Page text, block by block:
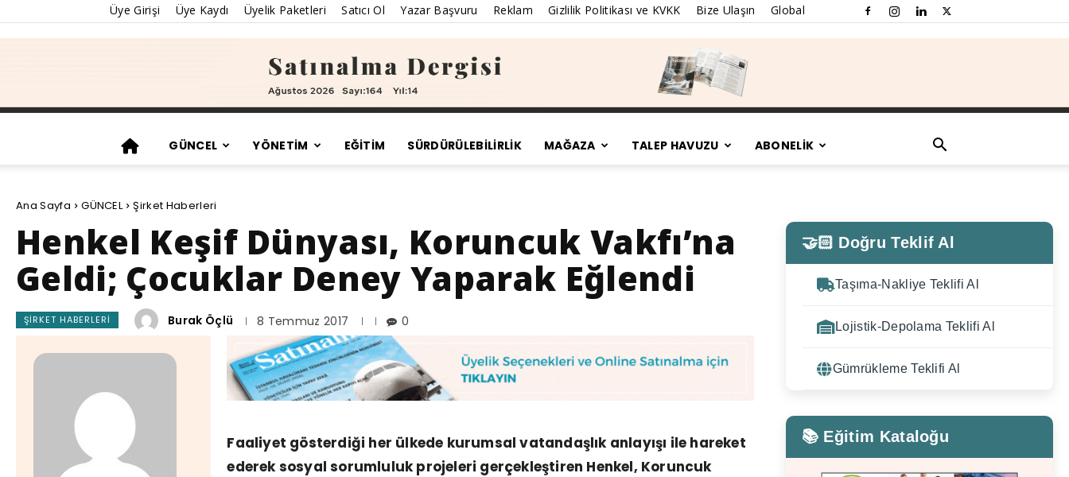
Üye Girişi Üye Kaydı Üyelik Paketleri Satıcı Ol Yazar Başvuru Reklam Gizlilik Politikası ve KVKK Bize Ulaşın Global
Dergisi
GÜNCEL YÖNETİM EĞİTİM SÜRDÜRÜLEBILIRLIK MAĞAZA TALEP HAVUZU ABONELİK
Ana Sayfa GÜNCEL Şirket Haberleri
Henkel Keşif Dünyası, Koruncuk Vakfı’na
Geldi; Çocuklar Deney Yaparak Eğlendi
ŞIRKET HABERLERI Burak Öçlü 8 Temmuz 2017 0
Faaliyet gösterdiği her ülkede kurumsal vatandaşlık anlayışı ile hareket
ederek sosyal sorumluluk projeleri gerçekleştiren Henkel, Koruncuk
🤝🏻 Doğru Teklif Al
Taşıma-Nakliye Teklifi Al
Lojistik-Depolama Teklifi Al
Gümrükleme Teklifi Al
📚 Eğitim Kataloğu